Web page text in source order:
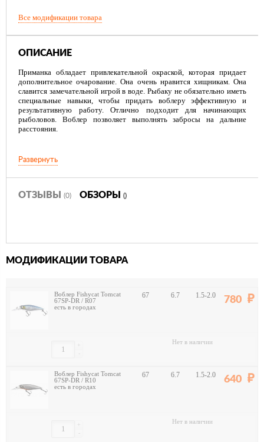
Все модификации товара
ОПИСАНИЕ
Приманка обладает привлекательной окраской, которая придает
дополнительное очарование. Она очень нравится хищникам. Она
славится замечательной игрой в воде. Рыбаку не обязательно иметь
специальные навыки, чтобы придать воблеру эффективную и
результативную работу. Отлично подходит для начинающих
рыболовов. Воблер позволяет выполнять забросы на дальние
расстояния.
Развернуть
ОТЗЫВЫ (0) ОБЗОРЫ ()
МОДИФИКАЦИИ ТОВАРА
Воблер Fishycat Tomcat
67SP-DR / R07
есть в городах
67 6.7 1.5-2.0 780
-
+ Нет в наличии
Воблер Fishycat Tomcat
67SP-DR / R10
есть в городах
67 6.7 1.5-2.0 640
-
+ Нет в наличии